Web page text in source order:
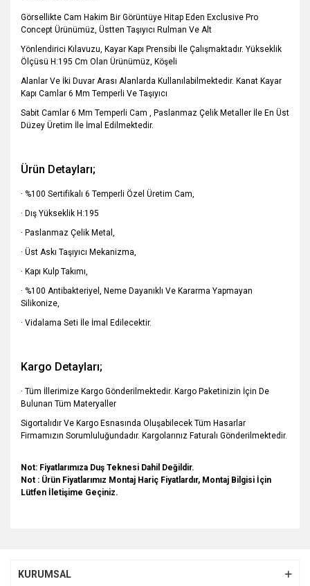
Görsellikte Cam Hakim Bir Görüntüye Hitap Eden Exclusive Pro
Concept Ürünümüz, Üstten Taşıyıcı Rulman Ve Alt
Yönlendirici Kılavuzu, Kayar Kapı Prensibi İle Çalışmaktadır. Yükseklik
Ölçüsü H:195 Cm Olan Ürünümüz, Köşeli
Alanlar Ve İki Duvar Arası Alanlarda Kullanılabilmektedir. Kanat Kayar
Kapı Camlar 6 Mm Temperli Ve Taşıyıcı
Sabit Camlar 6 Mm Temperli Cam , Paslanmaz Çelik Metaller İle En Üst
Düzey Üretim İle İmal Edilmektedir.
Ürün Detayları;
· %100 Sertifikalı 6 Temperli Özel Üretim Cam,
· Dış Yükseklik H:195
· Paslanmaz Çelik Metal,
· Üst Askı Taşıyıcı Mekanizma,
· Kapı Kulp Takımı,
· %100 Antibakteriyel, Neme Dayanıklı Ve Kararma Yapmayan
Silikonize,
· Vidalama Seti İle İmal Edilecektir.
Kargo Detayları;
· Tüm İllerimize Kargo Gönderilmektedir. Kargo Paketinizin İçin De
Bulunan Tüm Materyaller
Sigortalıdır Ve Kargo Esnasında Oluşabilecek Tüm Hasarlar
Firmamızın Sorumluluğundadır. Kargolarınız Faturalı Gönderilmektedir.
Not: Fiyatlarımıza Duş Teknesi Dahil Değildir.
Not : Ürün Fiyatlarımız Montaj Hariç Fiyatlardır, Montaj Bilgisi İçin
Lütfen İletişime Geçiniz.
Görüş ve önerileriniz için teşekkür ederiz.
KURUMSAL